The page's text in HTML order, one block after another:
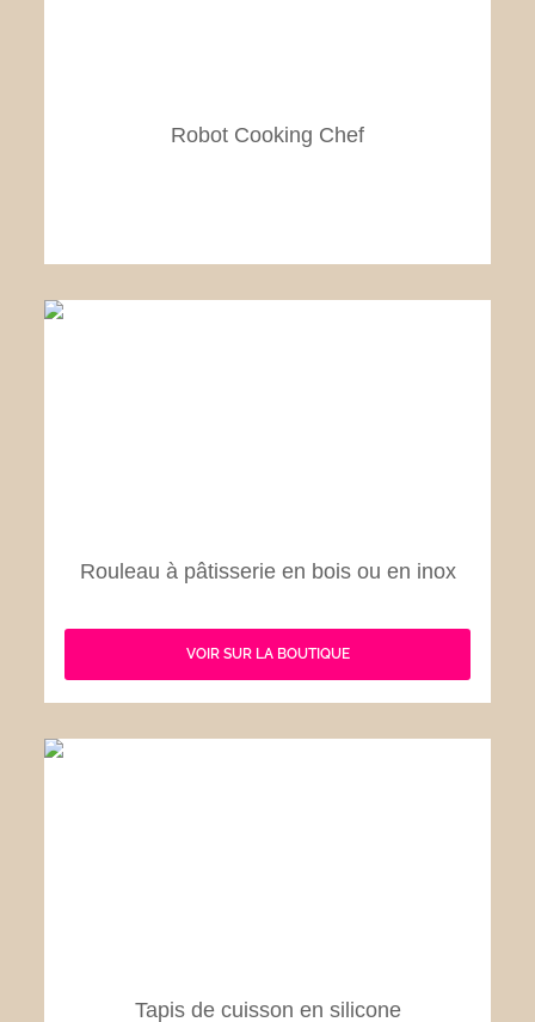
Robot Cooking Chef
Rouleau à pâtisserie en bois ou en inox
VOIR SUR LA BOUTIQUE
Tapis de cuisson en silicone